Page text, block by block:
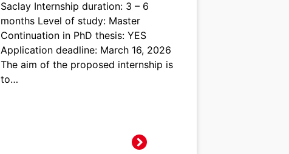
Saclay Internship duration: 3 – 6
months Level of study: Master
Continuation in PhD thesis: YES
Application deadline: March 16, 2026
The aim of the proposed internship is
to…